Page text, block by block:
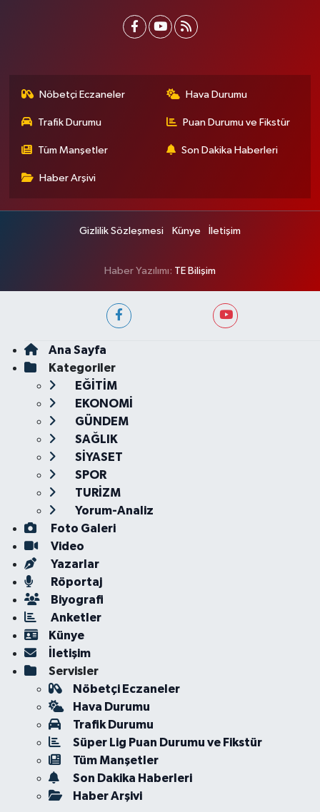
Nöbetçi Eczaneler Hava Durumu
Trafik Durumu Puan Durumu ve Fikstür
Tüm Manşetler Son Dakika Haberleri
Haber Arşivi
Gizlilik Sözleşmesi Künye İletişim
Haber Yazılımı: TE Bilişim
Ana Sayfa
Kategoriler
EĞİTİM
EKONOMİ
GÜNDEM
SAĞLIK
SİYASET
SPOR
TURİZM
Yorum-Analiz
Foto Galeri
Video
Yazarlar
Röportaj
Biyografi
Anketler
Künye
İletişim
Servisler
Nöbetçi Eczaneler
Hava Durumu
Trafik Durumu
Süper Lig Puan Durumu ve Fikstür
Tüm Manşetler
Son Dakika Haberleri
Haber Arşivi